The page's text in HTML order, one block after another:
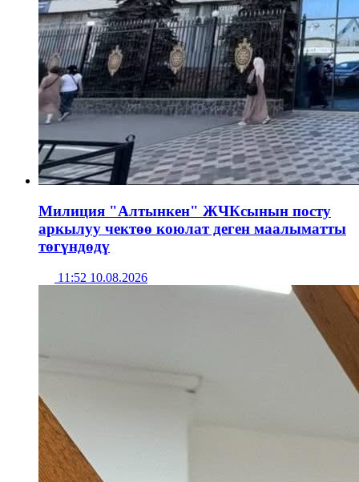
Милиция "Алтынкен" ЖЧКсынын посту
аркылуу чектөө коюлат деген маалыматты
төгүндөдү
11:52 10.08.2026